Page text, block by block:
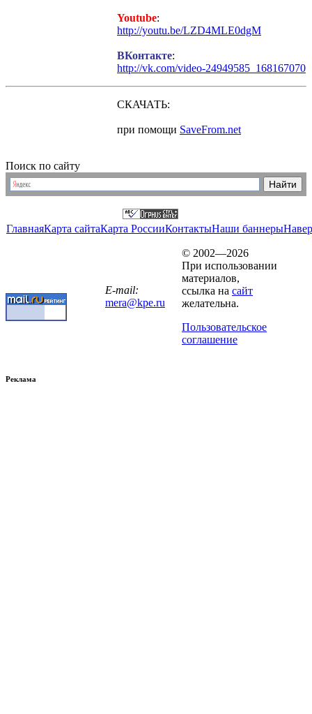
Youtube:
http://youtu.be/LZD4MLE0dgM
ВКонтакте:
http://vk.com/video-24949585_168167070
СКАЧАТЬ:
при помощи SaveFrom.net
Поиск по сайту
ГлавнаяКарта сайтаКарта РоссииКонтактыНаши баннеры
E-mail:
mera@kpe.ru
© 2002—2026
При использовании
материалов,
ссылка на сайт
желательна.
Пользовательское
соглашение
Реклама